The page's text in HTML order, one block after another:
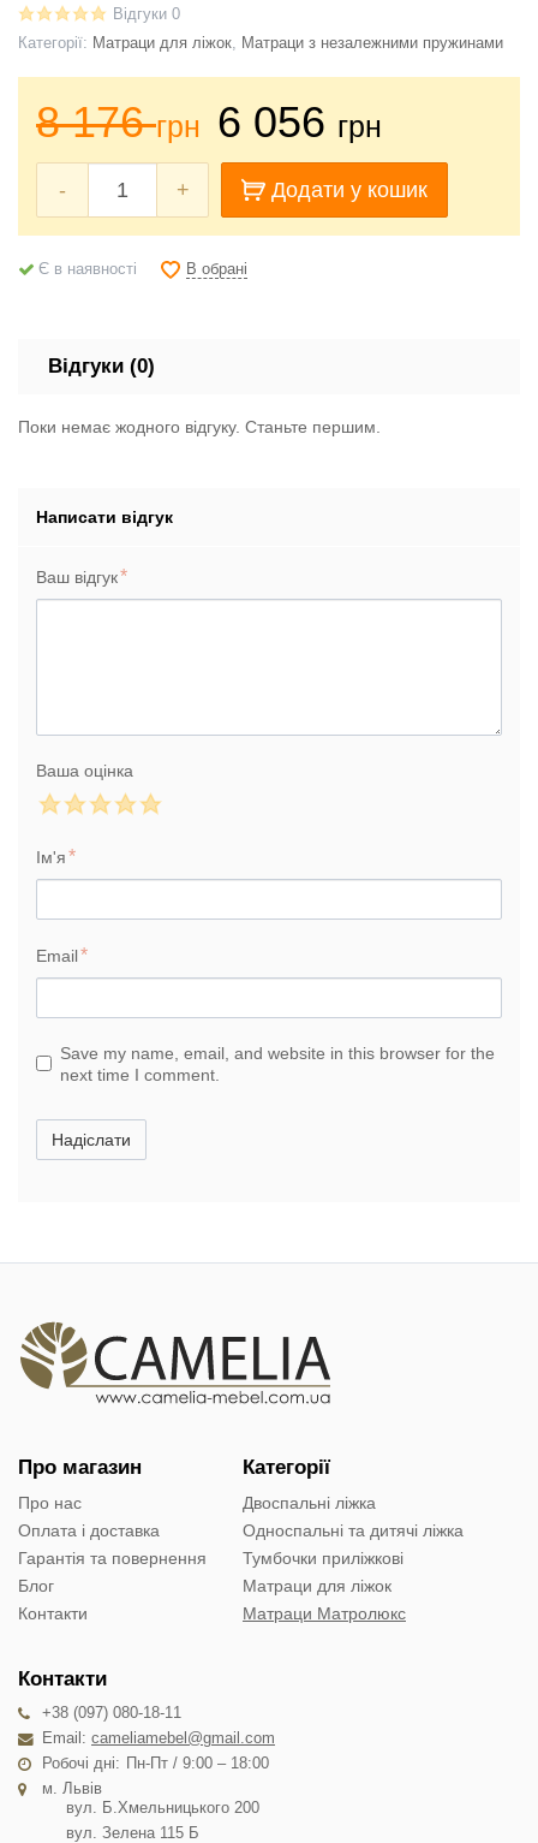
Відгуки 0
Категорії: Матраци для ліжок, Матраци з незалежними пружинами
8 176грн 6 056 грн
- + Додати у кошик
Є в наявності В обрані
Відгуки (0)
Поки немає жодного відгуку. Станьте першим.
Написати відгук
Ваш відгук
Ваша оцінка
Ім'я
Email
Save my name, email, and website in this browser for the
next time I comment.
Надіслати
Про магазин
Про нас
Оплата і доставка
Гарантія та повернення
Блог
Контакти
Категорії
Двоспальні ліжка
Односпальні та дитячі ліжка
Тумбочки приліжкові
Матраци для ліжок
Матраци Матролюкс
Контакти
+38 (097) 080-18-11
Email: cameliamebel@gmail.com
Робочі дні:
Пн-Пт / 9:00 – 18:00
м. Львів
вул. Б.Хмельницького 200
вул. Зелена 115 Б